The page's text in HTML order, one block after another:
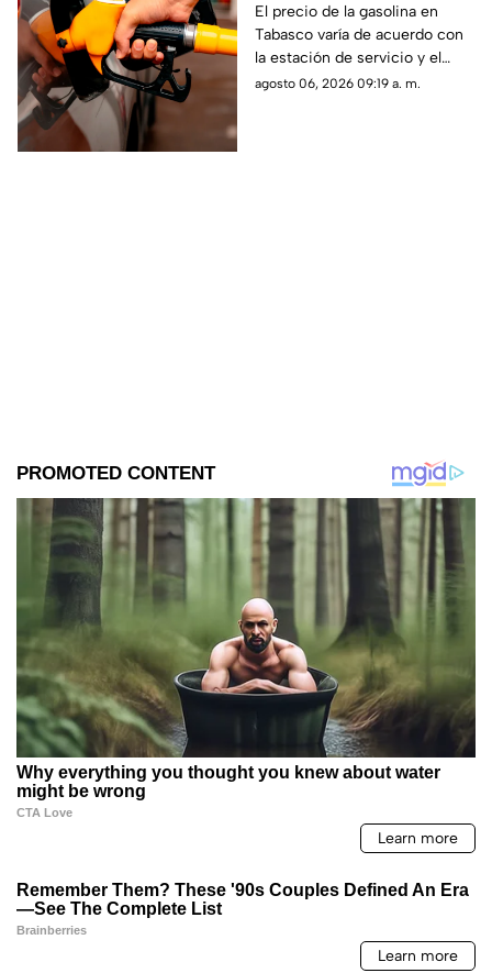
con los precio más
bajos hoy 6 de agosto
El precio de la gasolina en
Tabasco varía de acuerdo con
la estación de servicio y el
municipio. Te compartimos un
agosto 06, 2026 09:19 a. m.